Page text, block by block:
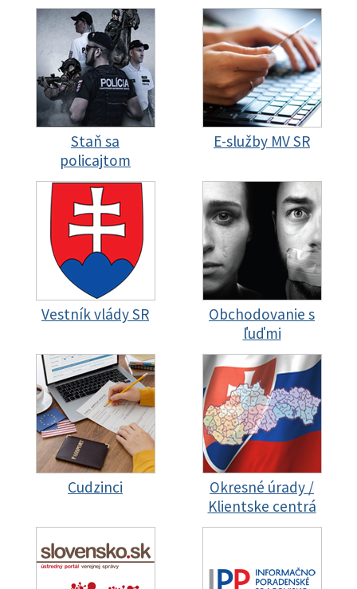
Staň sa
policajtom
E-služby MV SR
Vestník vlády SR
Obchodovanie s
ľuďmi
Cudzinci
Okresné úrady /
Klientske centrá